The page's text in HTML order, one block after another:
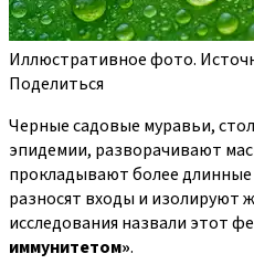
Иллюстративное фото.
Поделиться
Черные садовые муравьи,
эпидемии, разворачивают
прокладывают более
разносят входы и изолируют
исследования назвали этот
иммунитетом».